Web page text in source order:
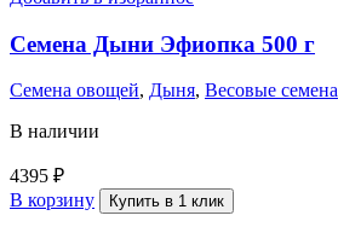
Семена Дыни Эфиопка 500 г
Семена овощей, Дыня, Весовые семена
В наличии
4395 ₽
В корзину
Купить в 1 клик